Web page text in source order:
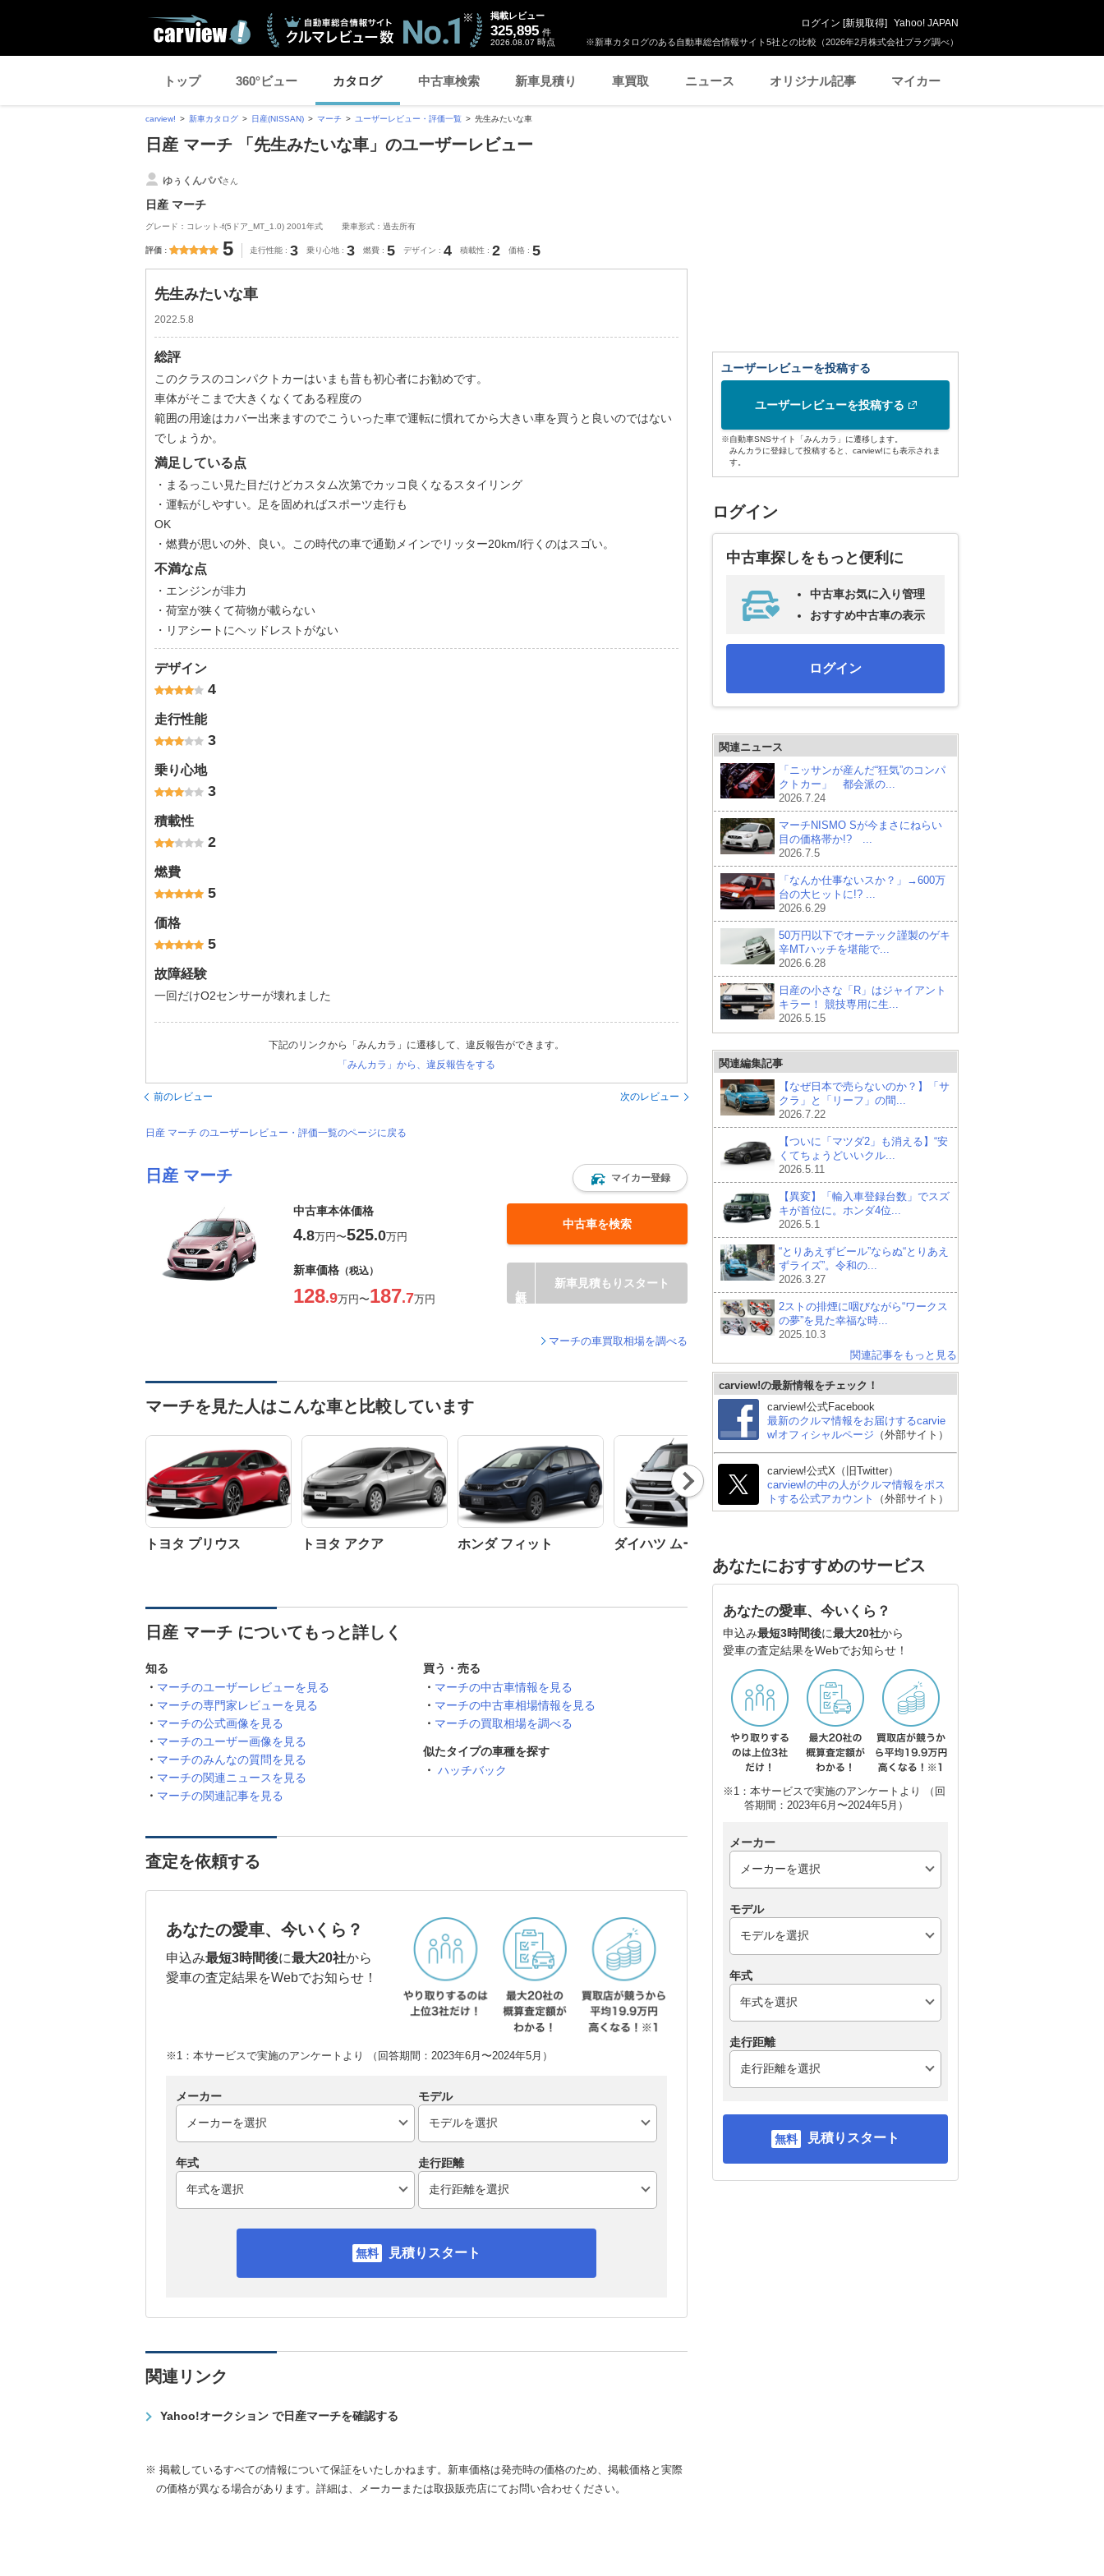
※新車カタログのある自動車総合情報サイト5社との比較（2026年2月株式会社プラグ調べ）
掲載レビュー
325,895 件
2026.08.07 時点
ログイン [新規取得] Yahoo! JAPAN
トップ 360°ビュー カタログ 中古車検索 新車見積り 車買取 ニュース オリジナル記事 マイカー
carview! 新車カタログ 日産(NISSAN) マーチ ユーザーレビュー・評価一覧 先生みたいな車
日産 マーチ 「先生みたいな車」のユーザーレビュー
ゆぅくんパパさん
日産 マーチ
グレード：コレット-f(5ドア_MT_1.0) 2001年式 乗車形式：過去所有
評価 5 走行性能 3 乗り心地 3 燃費 5 デザイン 4 積載性 2 価格 5
先生みたいな車
2022.5.8
総評
このクラスのコンパクトカーはいまも昔も初心者にお勧めです。
車体がそこまで大きくなくてある程度の
範囲の用途はカバー出来ますのでこういった車で運転に慣れてから大きい車を買うと良いのではない
でしょうか。
満足している点
・まるっこい見た目だけどカスタム次第でカッコ良くなるスタイリング
・運転がしやすい。足を固めればスポーツ走行も
OK
・燃費が思いの外、良い。この時代の車で通勤メインでリッター20km/l行くのはスゴい。
不満な点
・エンジンが非力
・荷室が狭くて荷物が載らない
・リアシートにヘッドレストがない
デザイン
4
走行性能
3
乗り心地
3
積載性
2
燃費
5
価格
5
故障経験
一回だけO2センサーが壊れました
下記のリンクから「みんカラ」に遷移して、違反報告ができます。
「みんカラ」から、違反報告をする
前のレビュー 次のレビュー
日産 マーチ のユーザーレビュー・評価一覧のページに戻る
日産 マーチ マイカー登録
中古車本体価格
4.8万円〜525.0万円
中古車を検索
新車価格 （税込）
128.9万円〜187.7万円
新車見積もりスタート
マーチの車買取相場を調べる
マーチを見た人はこんな車と比較しています
トヨタ プリウス トヨタ アクア ホンダ フィット ダイハツ ムーヴ
Nex
t
日産 マーチ についてもっと詳しく
知る
マーチのユーザーレビューを見る
マーチの専門家レビューを見る
マーチの公式画像を見る
マーチのユーザー画像を見る
マーチのみんなの質問を見る
マーチの関連ニュースを見る
マーチの関連記事を見る
買う・売る
マーチの中古車情報を見る
マーチの中古車相場情報を見る
マーチの買取相場を調べる
似たタイプの車種を探す
ハッチバック
査定を依頼する
あなたの愛車、今いくら？
申込み最短3時間後に最大20社から
愛車の査定結果をWebでお知らせ！
※1：本サービスで実施のアンケートより （回答期間：2023年6月〜2024年5月）
メーカー モデル
年式 走行距離
見積りスタート
関連リンク
Yahoo!オークション で日産マーチを確認する
※ 掲載しているすべての情報について保証をいたしかねます。新車価格は発売時の価格のため、掲載価格と実際
の価格が異なる場合があります。詳細は、メーカーまたは取扱販売店にてお問い合わせください。
ユーザーレビューを投稿する
ユーザーレビューを投稿する
※自動車SNSサイト「みんカラ」に遷移します。
みんカラに登録して投稿すると、carview!にも表示されま
す。
ログイン
中古車探しをもっと便利に
中古車お気に入り管理
おすすめ中古車の表示
ログイン
関連ニュース
「ニッサンが産んだ“狂気”のコンパ
クトカー」 都会派の...
2026.7.24
マーチNISMO Sが今まさにねらい
目の価格帯か!? ...
2026.7.5
「なんか仕事ないスか？」→600万
台の大ヒットに!? ...
2026.6.29
50万円以下でオーテック謹製のゲキ
辛MTハッチを堪能で...
2026.6.28
日産の小さな「R」はジャイアント
キラー！ 競技専用に生...
2026.5.15
関連編集記事
【なぜ日本で売らないのか？】「サ
クラ」と「リーフ」の間...
2026.7.22
【ついに「マツダ2」も消える】“安
くてちょうどいいクル...
2026.5.11
【異変】「輸入車登録台数」でスズ
キが首位に。ホンダ4位...
2026.5.1
“とりあえずビール”ならぬ“とりあえ
ずライズ”。令和の...
2026.3.27
2ストの排煙に咽びながら“ワークス
の夢”を見た幸福な時...
2025.10.3
関連記事をもっと見る
carview!の最新情報をチェック！
carview!公式Facebook
最新のクルマ情報をお届けするcarvie
w!オフィシャルページ （外部サイト）
carview!公式X（旧Twitter）
carview!の中の人がクルマ情報をポス
トする公式アカウント
（外部サイト）
あなたにおすすめのサービス
あなたの愛車、今いくら？
申込み最短3時間後に最大20社から
愛車の査定結果をWebでお知らせ！
※1：本サービスで実施のアンケートより （回
答期間：2023年6月〜2024年5月）
メーカー
モデル
年式
走行距離
見積りスタート